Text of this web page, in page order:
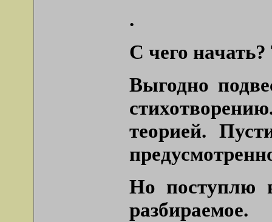
.
С чего
Выгодно
теорией.
Но поступлю
разбираемое.